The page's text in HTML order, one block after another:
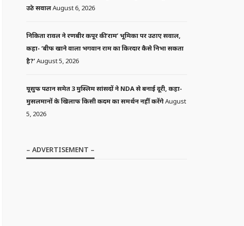
उठे सवालAugust 6, 2026
निकिता रावल ने रणबीर कपूर की ‘राम’ भूमिका पर उठाए सवाल,
कहा- ‘बीफ खाने वाला भगवान राम का किरदार कैसे निभा सकता
है?’August 5, 2026
यूसुफ पठान समेत 3 मुस्लिम सांसदों ने NDA से बनाई दूरी, कहा-
मुसलमानों के खिलाफ किसी कदम का समर्थन नहीं करेंगेAugust
5, 2026
– ADVERTISEMENT –